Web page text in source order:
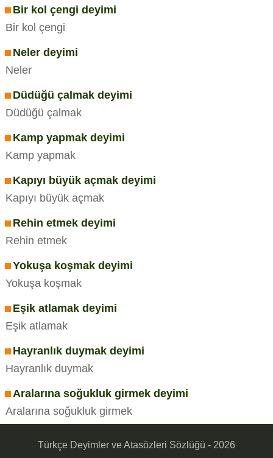
Bir kol çengi deyimi
Bir kol çengi
Neler deyimi
Neler
Düdüğü çalmak deyimi
Düdüğü çalmak
Kamp yapmak deyimi
Kamp yapmak
Kapıyı büyük açmak deyimi
Kapıyı büyük açmak
Rehin etmek deyimi
Rehin etmek
Yokuşa koşmak deyimi
Yokuşa koşmak
Eşik atlamak deyimi
Eşik atlamak
Hayranlık duymak deyimi
Hayranlık duymak
Aralarına soğukluk girmek deyimi
Aralarına soğukluk girmek
Türkçe Deyimler ve Atasözleri Sözlüğü - 2026